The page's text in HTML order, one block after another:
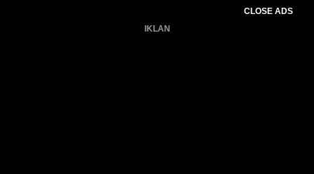
CLOSE ADS
IKLAN